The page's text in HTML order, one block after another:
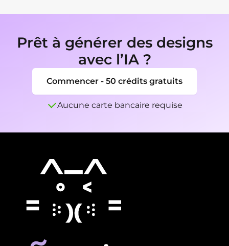
Prêt à générer des designs
avec l’IA ?
Commencer - 50 crédits gratuits
Aucune carte bancaire requise